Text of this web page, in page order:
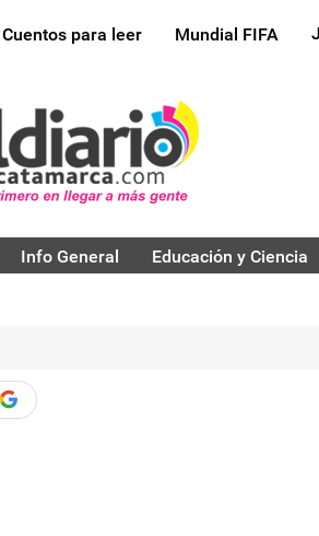
Cuentos para leer Mundial FIFA
Info General Educación y Ciencia